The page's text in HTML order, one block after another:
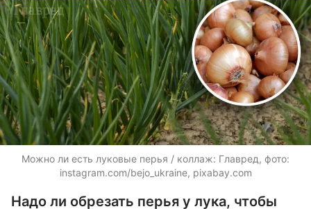
Можно ли есть луковые перья / коллаж: Главред, фото:
instagram.com/bejo_ukraine, pixabay.com
Надо ли обрезать перья у лука, чтобы